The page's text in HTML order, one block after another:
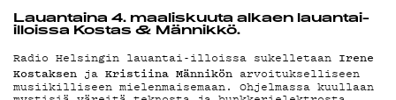
G LIVELAB
Lauantaina 4. maaliskuuta alkaen lauantai-
illoissa Kostas & Männikkö.
Radio Helsingin lauantai-illoissa sukelletaan Irene
Kostaksen ja Kristiina Männikön arvoitukselliseen
musiikilliseen mielenmaisemaan. Ohjelmassa kuullaan